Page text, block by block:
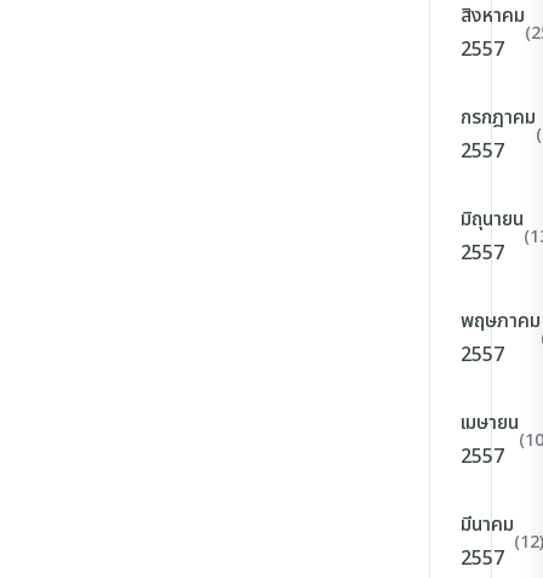
สิงหาคม
2557
กรกฎาคม
2557
มิถุนายน
2557
พฤษภาคม
2557
เมษายน
2557
มีนาคม
2557
(12)